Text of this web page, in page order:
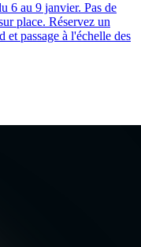
6 au 9 janvier. Pas de
place. Réservez un
passage à l'échelle des